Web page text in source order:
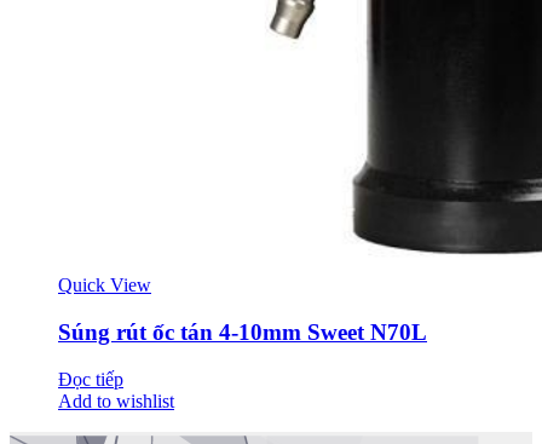
Quick View
Súng rút ốc tán 4-10mm Sweet N70L
Đọc tiếp
Add to wishlist